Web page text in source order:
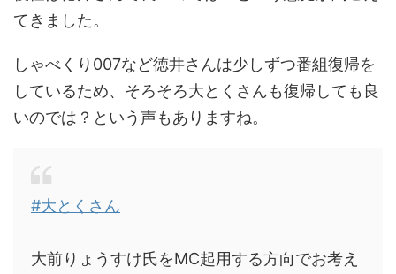
てきました。
しゃべくり007など徳井さんは少しずつ番組復帰を
しているため、そろそろ大とくさんも復帰しても良
いのでは？という声もありますね。
#大とくさん
大前りょうすけ氏をMC起用する方向でお考え